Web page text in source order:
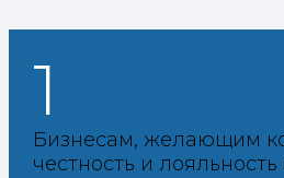
1
Бизнесам, желающим
честность и